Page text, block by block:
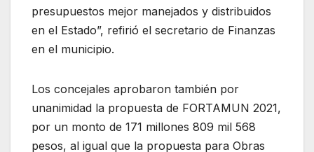
presupuestos mejor manejados y distribuidos
en el Estado”, refirió el secretario de Finanzas
en el municipio.
Los concejales aprobaron también por
unanimidad la propuesta de FORTAMUN 2021,
por un monto de 171 millones 809 mil 568
pesos, al igual que la propuesta para Obras